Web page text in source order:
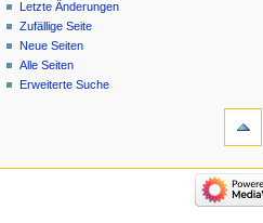
Letzte Änderungen
Zufällige Seite
Neue Seiten
Alle Seiten
Erweiterte Suche